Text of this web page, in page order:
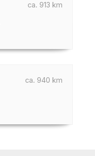
ca. 913 km
ca. 940 km